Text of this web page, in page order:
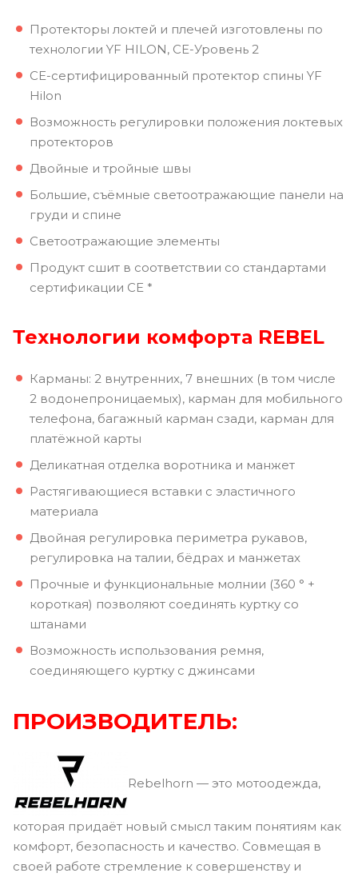
Протекторы локтей и плечей изготовлены по
технологии YF HILON, CЕ-Уровень 2
CE-сертифицированный протектор спины YF
Hilon
Возможность регулировки положения локтевых
протекторов
Двойные и тройные швы
Большие, съёмные светоотражающие панели на
груди и спине
Светоотражающие элементы
Продукт сшит в соответствии со стандартами
сертификации СЕ *
Технологии комфорта REBEL
Карманы: 2 внутренних, 7 внешних (в том числе
2 водонепроницаемых), карман для мобильного
телефона, багажный карман сзади, карман для
платёжной карты
Деликатная отделка воротника и манжет
Растягивающиеся вставки с эластичного
материала
Двойная регулировка периметра рукавов,
регулировка на талии, бёдрах и манжетах
Прочные и функциональные молнии (360 ° +
короткая) позволяют соединять куртку со
штанами
Возможность использования ремня,
соединяющего куртку с джинсами
ПРОИЗВОДИТЕЛЬ:
Rebelhorn — это мотоодежда,
которая придаёт новый смысл таким понятиям как
комфорт, безопасность и качество. Совмещая в
своей работе стремление к совершенству и